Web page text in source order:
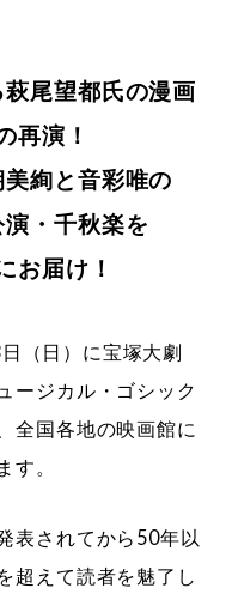
尾望都氏の漫画
再演！
絢と音彩唯の
・千秋楽を
お届け！
（日）に宝塚大劇
ージカル・ゴシック
全国各地の映画館に
す。
表されてから50年以
超えて読者を魅了し